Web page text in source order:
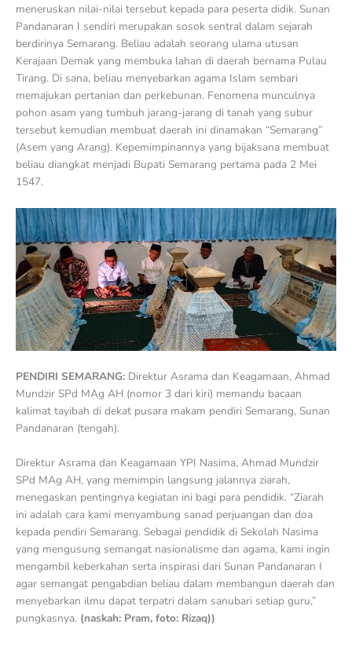
meneruskan nilai-nilai tersebut kepada para peserta didik. Sunan
Pandanaran I sendiri merupakan sosok sentral dalam sejarah
berdirinya Semarang. Beliau adalah seorang ulama utusan
Kerajaan Demak yang membuka lahan di daerah bernama Pulau
Tirang. Di sana, beliau menyebarkan agama Islam sembari
memajukan pertanian dan perkebunan. Fenomena munculnya
pohon asam yang tumbuh jarang-jarang di tanah yang subur
tersebut kemudian membuat daerah ini dinamakan “Semarang”
(Asem yang Arang). Kepemimpinannya yang bijaksana membuat
beliau diangkat menjadi Bupati Semarang pertama pada 2 Mei
1547.
PENDIRI SEMARANG: Direktur Asrama dan Keagamaan, Ahmad
Mundzir SPd MAg AH (nomor 3 dari kiri) memandu bacaan
kalimat tayibah di dekat pusara makam pendiri Semarang, Sunan
Pandanaran (tengah).
Direktur Asrama dan Keagamaan YPI Nasima, Ahmad Mundzir
SPd MAg AH, yang memimpin langsung jalannya ziarah,
menegaskan pentingnya kegiatan ini bagi para pendidik. “Ziarah
ini adalah cara kami menyambung sanad perjuangan dan doa
kepada pendiri Semarang. Sebagai pendidik di Sekolah Nasima
yang mengusung semangat nasionalisme dan agama, kami ingin
mengambil keberkahan serta inspirasi dari Sunan Pandanaran I
agar semangat pengabdian beliau dalam membangun daerah dan
menyebarkan ilmu dapat terpatri dalam sanubari setiap guru,”
pungkasnya. (naskah: Pram, foto: Rizaq))